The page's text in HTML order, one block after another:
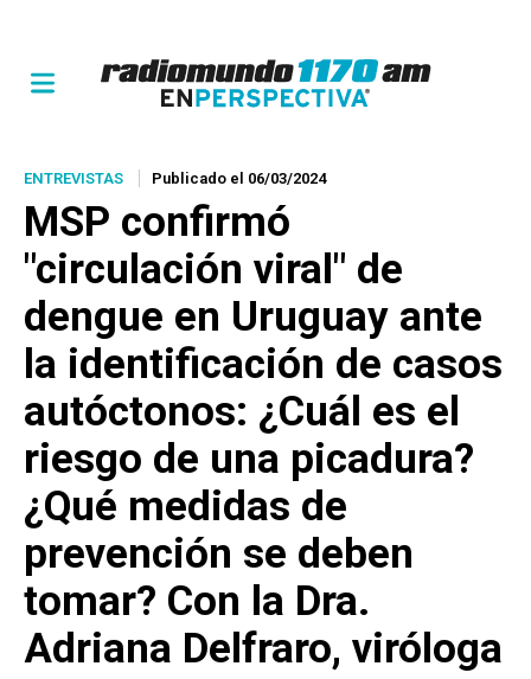
ENTREVISTAS Publicado el 06/03/2024
MSP confirmó
"circulación viral" de
dengue en Uruguay ante
la identificación de casos
autóctonos: ¿Cuál es el
riesgo de una picadura?
¿Qué medidas de
prevención se deben
tomar? Con la Dra.
Adriana Delfraro, viróloga